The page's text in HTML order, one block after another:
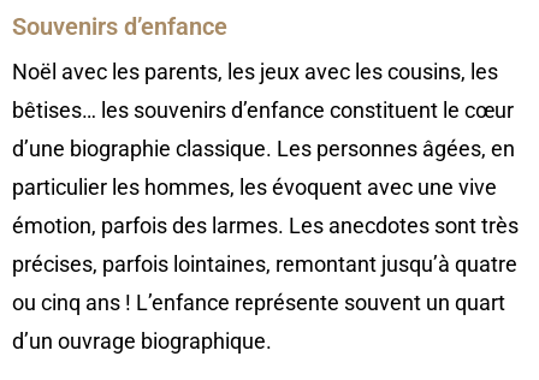
Souvenirs d’enfance
Noël avec les parents, les jeux avec les cousins, les
bêtises… les souvenirs d’enfance constituent le cœur
d’une biographie classique. Les personnes âgées, en
particulier les hommes, les évoquent avec une vive
émotion, parfois des larmes. Les anecdotes sont très
précises, parfois lointaines, remontant jusqu’à quatre
ou cinq ans ! L’enfance représente souvent un quart
d’un ouvrage biographique.